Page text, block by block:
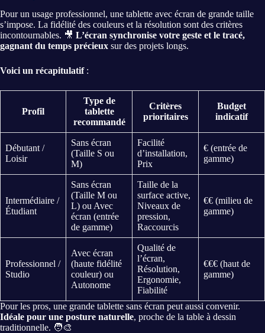
Pour un usage professionnel, une tablette avec écran de grande taille
s’impose. La fidélité des couleurs et la résolution sont des critères
incontournables. 🎥 L’écran synchronise votre geste et le tracé,
gagnant du temps précieux sur des projets longs.
Voici un récapitulatif:
Profil
Type de
tablette
recommandé
Critères
prioritaires
Budget
indicatif
Débutant /
Loisir
Sans écran
(Taille S ou
M)
Facilité
d’installation,
Prix
€ (entrée de
gamme)
Intermédiaire /
Étudiant
Sans écran
(Taille M ou
L) ou Avec
écran (entrée
de gamme)
Taille de la
surface active,
Niveaux de
pression,
Raccourcis
€€ (milieu de
gamme)
Professionnel /
Studio
Avec écran
(haute fidélité
couleur) ou
Autonome
Qualité de
l’écran,
Résolution,
Ergonomie,
Fiabilité
€€€ (haut de
gamme)
Pour les pros, une grande tablette sans écran peut aussi convenir.
Idéale pour une posture naturelle, proche de la table à dessin
traditionnelle. 🧑🎨